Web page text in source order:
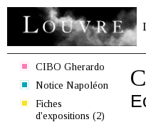
CIBO Gherardo
Notice Napoléon
Fiches
d'expositions (2)